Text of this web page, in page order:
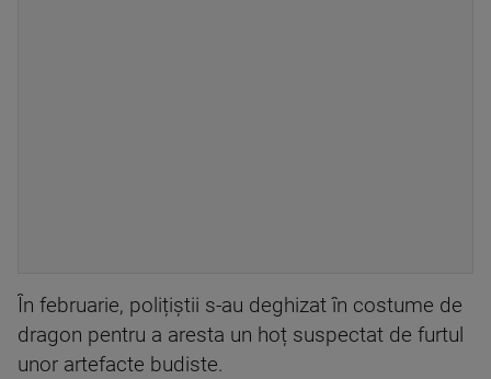
În februarie, polițiștii s-au deghizat în costume de
dragon pentru a aresta un hoț suspectat de furtul
unor artefacte budiste.